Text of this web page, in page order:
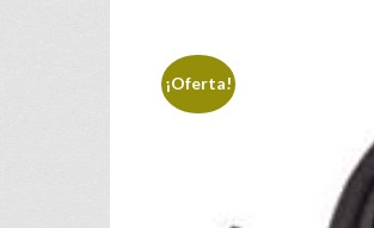
¡Oferta!